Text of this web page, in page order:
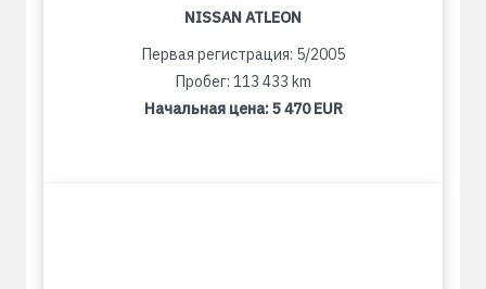
NISSAN ATLEON
Первая регистрация: 5/2005
Пробег: 113 433 km
Начальная цена:5 470 EUR